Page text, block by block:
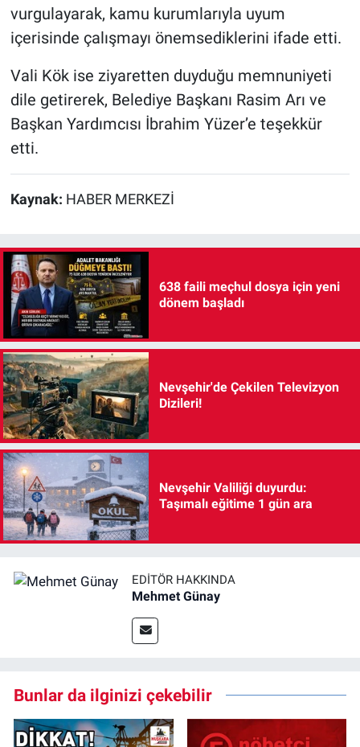
vurgulayarak, kamu kurumlarıyla uyum
içerisinde çalışmayı önemsediklerini ifade etti.
Vali Kök ise ziyaretten duyduğu memnuniyeti
dile getirerek, Belediye Başkanı Rasim Arı ve
Başkan Yardımcısı İbrahim Yüzer’e teşekkür
etti.
Kaynak: HABER MERKEZİ
638 faili meçhul dosya için yeni
dönem başladı
Nevşehir'de Çekilen Televizyon
Dizileri!
Nevşehir Valiliği duyurdu:
Taşımalı eğitime 1 gün ara
EDITÖR HAKKINDA
Mehmet Günay
Bunlar da ilginizi çekebilir